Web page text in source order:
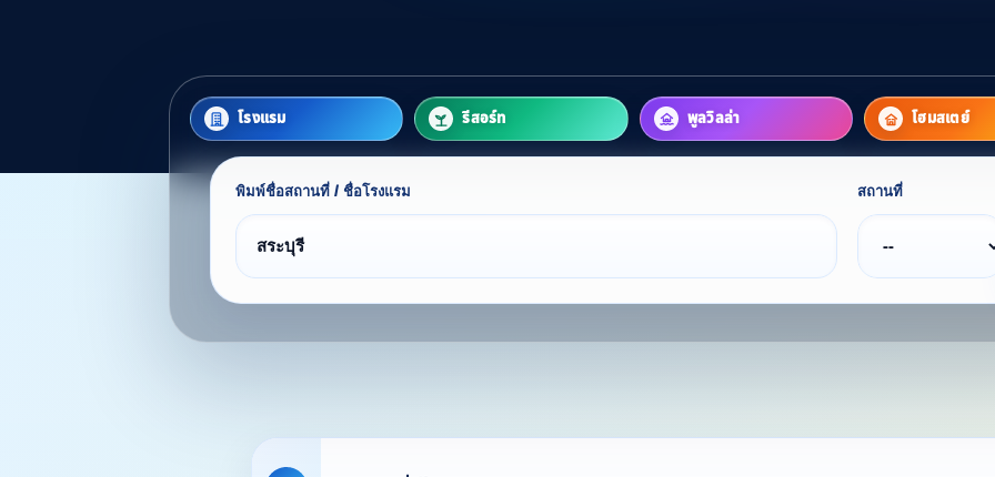
Find Your
ค้นหาที่พักที่ใช่สำหรับคุณ
โรงแรม รีสอร์ท พูลวิลล่า โฮมสเตย์
พิมพ์ชื่อสถานที่ / ชื่อโรงแรม สถานที่